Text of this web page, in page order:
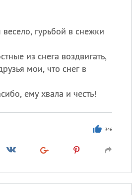
гурьбой в снежки
из снега воздвигать,
мои, что снег в
ему хвала и честь!
346